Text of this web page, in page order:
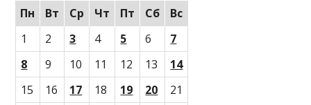
Пн
Вт Ср Чт Пт Сб
Вс
1
2 3 4 5 6
7
8
9 10 11 12 13
14
15
16 17 18 19 20
21